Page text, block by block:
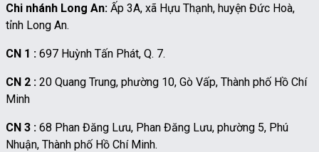
Chi nhánh Long An: Ấp 3A, xã Hựu Thạnh, huyện Đức Hoà,
tỉnh Long An.
CN 1 : 697 Huỳnh Tấn Phát, Q. 7.
CN 2 : 20 Quang Trung, phường 10, Gò Vấp, Thành phố Hồ Chí
Minh
CN 3 : 68 Phan Đăng Lưu, Phan Đăng Lưu, phường 5, Phú
Nhuận, Thành phố Hồ Chí Minh.